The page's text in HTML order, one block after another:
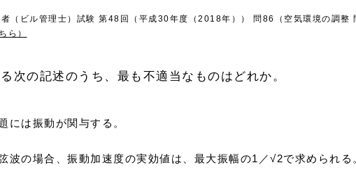
（ビル管理士）試験 第48回（平成30年度（2018年）） 問86（空気環境の調整
ら）
次の記述のうち、最も不適当なものはどれか。
には振動が関与する。
波の場合、振動加速度の実効値は、最大振幅の1／√2で求められる